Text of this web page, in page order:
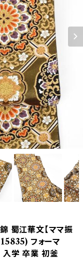
蜀江華文【ママ振
フォーマ
入学 卒業 初釜